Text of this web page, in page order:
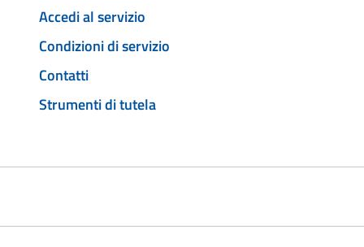
Accedi al servizio
Condizioni di servizio
Contatti
Strumenti di tutela